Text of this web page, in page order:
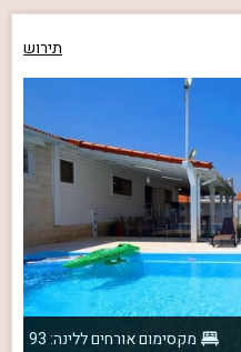
תירוש
מקסימום אורחים ללינה: 93